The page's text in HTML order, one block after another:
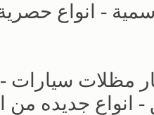
- انواع
انواع جديده من